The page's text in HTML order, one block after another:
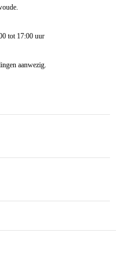
tot 17:00 uur
aanwezig.